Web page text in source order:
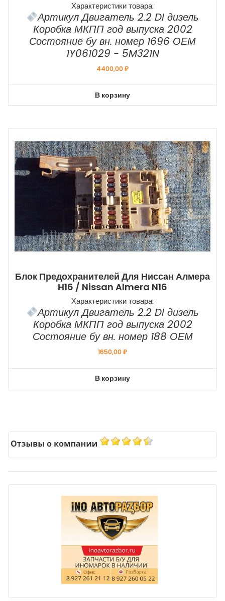
Характеристики товара:
Артикул Двигатель 2.2 DI дизель
Коробка МКПП год выпуска 2002
Состояние бу вн. номер 1696 ОЕМ
1Y061029 - 5M321N
4400,00₽
В корзину
Блок Предохранителей Для Ниссан Алмера
Н16 / Nissan Almera N16
Характеристики товара:
Артикул Двигатель 2.2 DI дизель
Коробка МКПП год выпуска 2002
Состояние бу вн. номер 188 ОЕМ
1650,00₽
В корзину